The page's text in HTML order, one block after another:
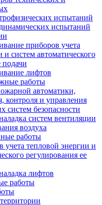
испытаний
испытаний
приборов учета
и систем автоматического
подачи
лифтов
работы
автоматики,
контроля и управления
систем безопасности
систем вентиляции
воздуха
работы
тепловой энергии и
регулирования ее
лифтов
работы